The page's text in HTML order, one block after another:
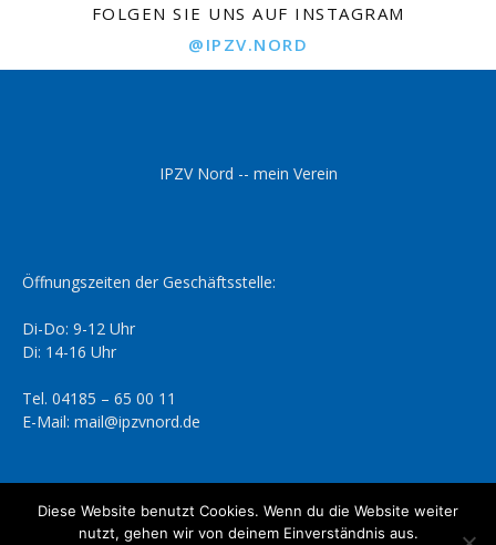
FOLGEN SIE UNS AUF INSTAGRAM
@IPZV.NORD
IPZV Nord -- mein Verein
Öffnungszeiten der Geschäftsstelle:
Di-Do: 9-12 Uhr
Di: 14-16 Uhr
Tel. 04185 – 65 00 11
E-Mail: mail@ipzvnord.de
Datenschutzerklärung Impressum
Diese Website benutzt Cookies. Wenn du die Website weiter
nutzt, gehen wir von deinem Einverständnis aus.